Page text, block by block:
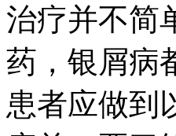
治疗并不简
药，银屑病
患者应做到